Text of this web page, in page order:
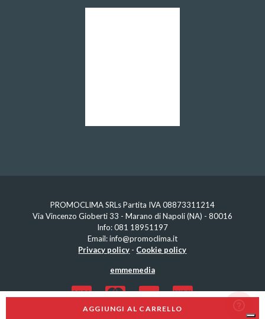
AGGIUNGI AL CARRELLO
PROMOCLIMA SRLs Partita IVA 08873311214
Via Vincenzo Gioberti 33 - Marano di Napoli (NA) - 80016
Info:081 18951197
Email:info@promoclima.it
Privacy policy - Cookie policy
emmemedia